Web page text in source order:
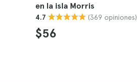
en la isla Morris
4.7 (369 opiniones)
$56